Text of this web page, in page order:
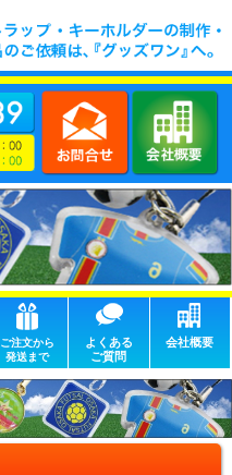
ご注文から
発送まで
よくある
ご質問
会社概要